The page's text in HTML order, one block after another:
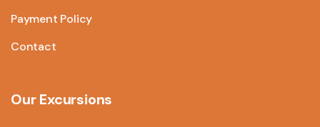
Payment Policy
Contact
Our Excursions